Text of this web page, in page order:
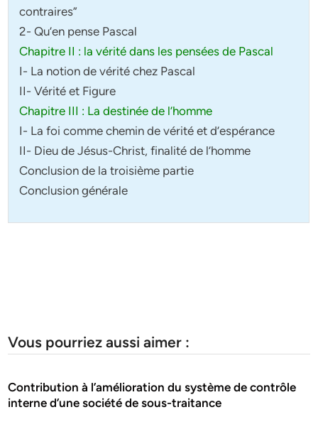
contraires”
2- Qu’en pense Pascal
Chapitre II : la vérité dans les pensées de Pascal
I- La notion de vérité chez Pascal
II- Vérité et Figure
Chapitre III : La destinée de l’homme
I- La foi comme chemin de vérité et d’espérance
II- Dieu de Jésus-Christ, finalité de l’homme
Conclusion de la troisième partie
Conclusion générale
Vous pourriez aussi aimer :
Contribution à l’amélioration du système de contrôle
interne d’une société de sous-traitance